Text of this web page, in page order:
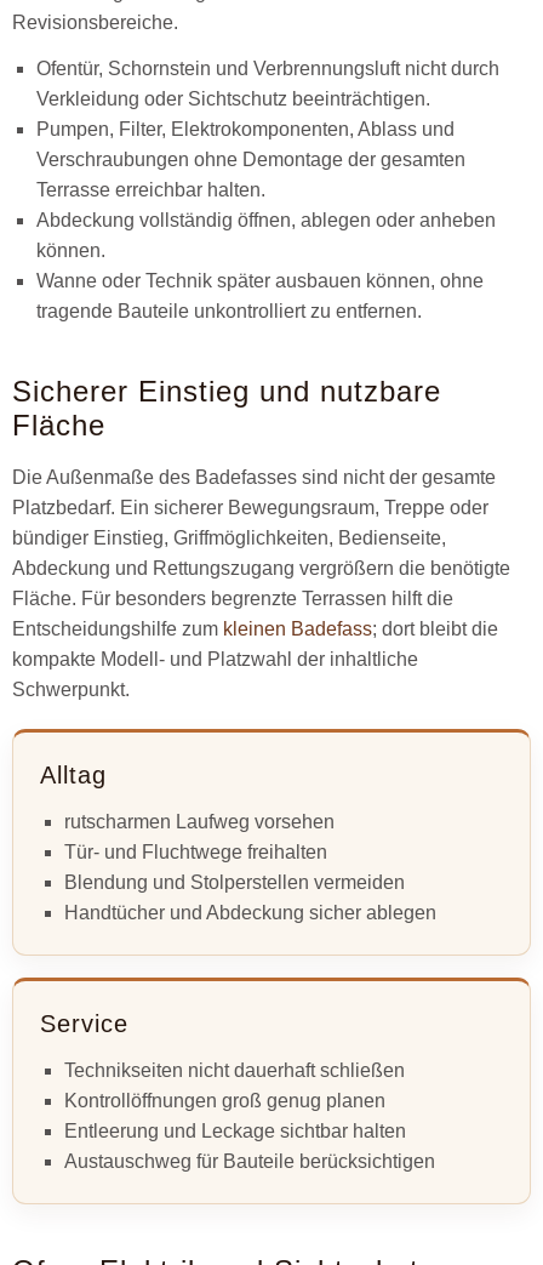
Revisionsbereiche.
Ofentür, Schornstein und Verbrennungsluft nicht durch
Verkleidung oder Sichtschutz beeinträchtigen.
Pumpen, Filter, Elektrokomponenten, Ablass und
Verschraubungen ohne Demontage der gesamten
Terrasse erreichbar halten.
Abdeckung vollständig öffnen, ablegen oder anheben
können.
Wanne oder Technik später ausbauen können, ohne
tragende Bauteile unkontrolliert zu entfernen.
Sicherer Einstieg und nutzbare
Fläche
Die Außenmaße des Badefasses sind nicht der gesamte
Platzbedarf. Ein sicherer Bewegungsraum, Treppe oder
bündiger Einstieg, Griffmöglichkeiten, Bedienseite,
Abdeckung und Rettungszugang vergrößern die benötigte
Fläche. Für besonders begrenzte Terrassen hilft die
Entscheidungshilfe zum kleinen Badefass; dort bleibt die
kompakte Modell- und Platzwahl der inhaltliche
Schwerpunkt.
Alltag
rutscharmen Laufweg vorsehen
Tür- und Fluchtwege freihalten
Blendung und Stolperstellen vermeiden
Handtücher und Abdeckung sicher ablegen
Service
Technikseiten nicht dauerhaft schließen
Kontrollöffnungen groß genug planen
Entleerung und Leckage sichtbar halten
Austauschweg für Bauteile berücksichtigen